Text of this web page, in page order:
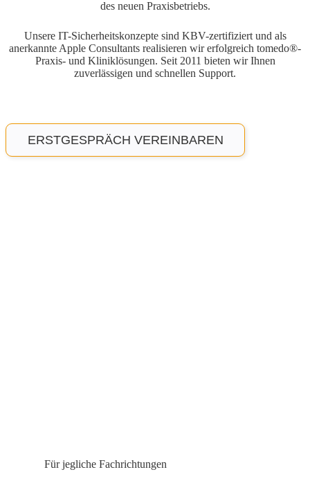
des neuen Praxisbetriebs.
Unsere IT-Sicherheitskonzepte sind KBV-zertifiziert und als
anerkannte Apple Consultants realisieren wir erfolgreich tomedo®-
Praxis- und Kliniklösungen. Seit 2011 bieten wir Ihnen
zuverlässigen und schnellen Support.
ERSTGESPRÄCH VEREINBAREN
Für jegliche Fachrichtungen